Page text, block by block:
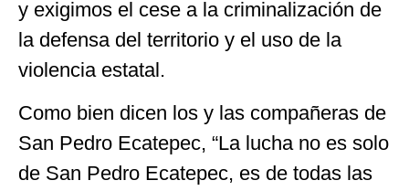
y exigimos el cese a la criminalización de
la defensa del territorio y el uso de la
violencia estatal.
Como bien dicen los y las compañeras de
San Pedro Ecatepec, “La lucha no es solo
de San Pedro Ecatepec, es de todas las